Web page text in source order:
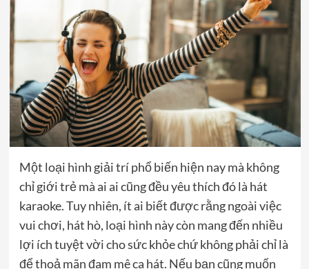
Một loại hình giải trí phổ biến hiện nay mà không
chỉ giới trẻ mà ai ai cũng đều yêu thích đó là hát
karaoke. Tuy nhiên, ít ai biết được rằng ngoài việc
vui chơi, hát hò, loại hình này còn mang đến nhiều
lợi ích tuyệt vời cho sức khỏe chứ không phải chỉ là
để thoả mãn đam mê ca hát. Nếu bạn cũng muốn